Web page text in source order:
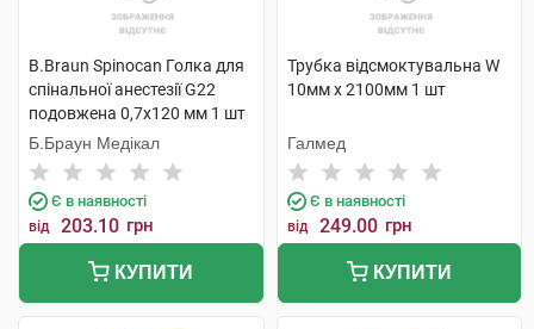
B.Braun Spinocan Голка для
спінальної анестезії G22
подовжена 0,7х120 мм 1 шт
Б.Браун Медікал
Є в наявності
від 203.10 грн
КУПИТИ
Трубка відсмоктувальна W
10мм х 2100мм 1 шт
Галмед
Є в наявності
від 249.00 грн
КУПИТИ